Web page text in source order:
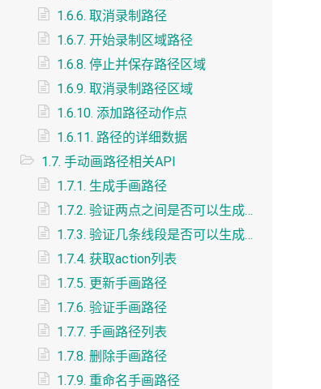
1.6.6. 取消录制路径
1.6.7. 开始录制区域路径
1.6.8. 停止并保存路径区域
1.6.9. 取消录制路径区域
1.6.10. 添加路径动作点
1.6.11. 路径的详细数据
1.7. 手动画路径相关API
1.7.1. 生成手画路径
1.7.2. 验证两点之间是否可以生成线段
1.7.3. 验证几条线段是否可以生成路径
1.7.4. 获取action列表
1.7.5. 更新手画路径
1.7.6. 验证手画路径
1.7.7. 手画路径列表
1.7.8. 删除手画路径
1.7.9. 重命名手画路径